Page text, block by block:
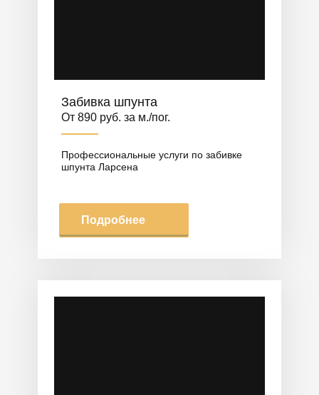
Забивка шпунта
От 890 руб. за м./пог.
Профессиональные услуги по забивке
шпунта Ларсена
Подробнее